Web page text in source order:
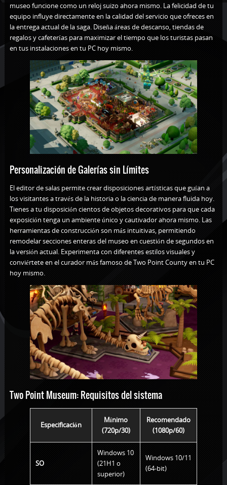
museo funcione como un reloj suizo ahora mismo. La felicidad de tu
equipo influye directamente en la calidad del servicio que ofreces en
la entrega actual de la saga. Diseña áreas de descanso, tiendas de
regalos y cafeterías para maximizar el tiempo que los turistas pasan
en tus instalaciones en tu PC hoy mismo.
Personalización de Galerías sin Límites
El editor de salas permite crear disposiciones artísticas que guían a
los visitantes a través de la historia o la ciencia de manera fluida hoy.
Tienes a tu disposición cientos de objetos decorativos para que cada
exposición tenga un ambiente único y cautivador ahora mismo. Las
herramientas de construcción son más intuitivas, permitiendo
remodelar secciones enteras del museo en cuestión de segundos en
la versión actual. Experimenta con diferentes estilos visuales y
conviértete en el curador más famoso de Two Point County en tu PC
hoy mismo.
Two Point Museum: Requisitos del sistema
Especificación
Mínimo
(720p/30)
Recomendado
(1080p/60)
SO
Windows 10
(21H1 o
superior)
Windows 10/11
(64-bit)